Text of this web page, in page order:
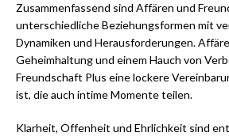
Zusammenfassend sind Affären und
unterschiedliche Beziehungsformen mit
Dynamiken und Herausforderungen.
Geheimhaltung und einem Hauch von
Freundschaft Plus eine lockere
ist, die auch intime Momente teilen.
Klarheit, Offenheit und Ehrlichkeit sind